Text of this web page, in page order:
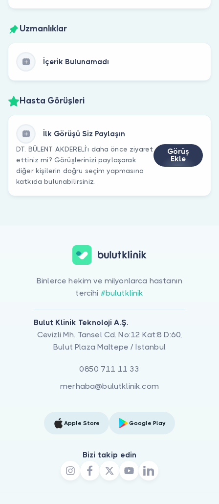
Uzmanlıklar
İçerik Bulunamadı
Hasta Görüşleri
İlk Görüşü Siz Paylaşın
DT. BÜLENT AKDERELİ’ı daha önce ziyaret
ettiniz mi? Görüşlerinizi paylaşarak
diğer kişilerin doğru seçim yapmasına
katkıda bulunabilirsiniz.
Görüş
Ekle
Binlerce hekim ve milyonlarca hastanın
tercihi #bulutklinik
Bulut Klinik Teknoloji A.Ş.
Cevizli Mh. Tansel Cd. No:12 Kat:8 D:60,
Bulut Plaza Maltepe / İstanbul
0850 711 11 33
merhaba@bulutklinik.com
Apple Store Google Play
Bizi takip edin